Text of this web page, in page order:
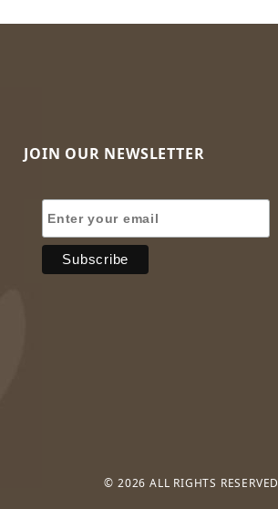
JOIN OUR NEWSLETTER
© 2026 ALL RIGHTS RESERVED